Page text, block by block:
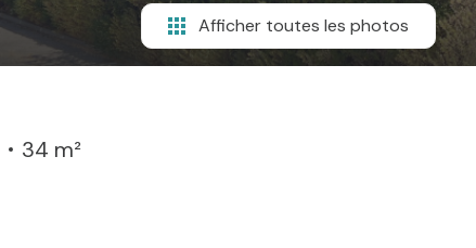
Afficher toutes les photos
34 m²